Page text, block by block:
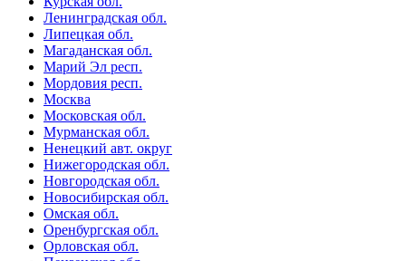
Ленинградская обл.
Липецкая обл.
Магаданская обл.
Марий Эл респ.
Мордовия респ.
Москва
Московская обл.
Мурманская обл.
Ненецкий авт. округ
Нижегородская обл.
Новгородская обл.
Новосибирская обл.
Омская обл.
Оренбургская обл.
Орловская обл.